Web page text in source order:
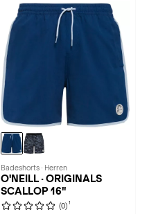
Badeshorts · Herren
O'NEILL · ORIGINALS
SCALLOP 16"
(0) 1